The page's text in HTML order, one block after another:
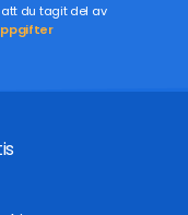
att du tagit del av